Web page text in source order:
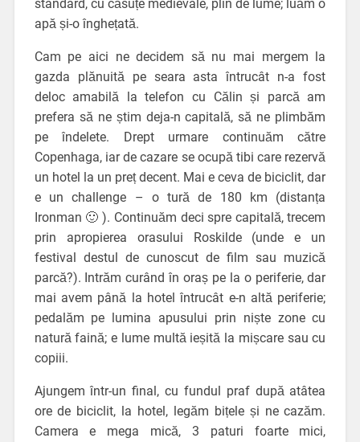
standard, cu căsuțe medievale, plin de lume; luăm o
apă și-o înghețată.
Cam pe aici ne decidem să nu mai mergem la
gazda plănuită pe seara asta întrucât n-a fost
deloc amabilă la telefon cu Călin și parcă am
prefera să ne știm deja-n capitală, să ne plimbăm
pe îndelete. Drept urmare continuăm către
Copenhaga, iar de cazare se ocupă tibi care rezervă
un hotel la un preț decent. Mai e ceva de biciclit, dar
e un challenge – o tură de 180 km (distanța
Ironman 🙂 ). Continuăm deci spre capitală, trecem
prin apropierea orasului Roskilde (unde e un
festival destul de cunoscut de film sau muzică
parcă?). Intrăm curând în oraș pe la o periferie, dar
mai avem până la hotel întrucât e-n altă periferie;
pedalăm pe lumina apusului prin niște zone cu
natură faină; e lume multă ieșită la mișcare sau cu
copiii.
Ajungem într-un final, cu fundul praf după atâtea
ore de biciclit, la hotel, legăm bițele și ne cazăm.
Camera e mega mică, 3 paturi foarte mici,